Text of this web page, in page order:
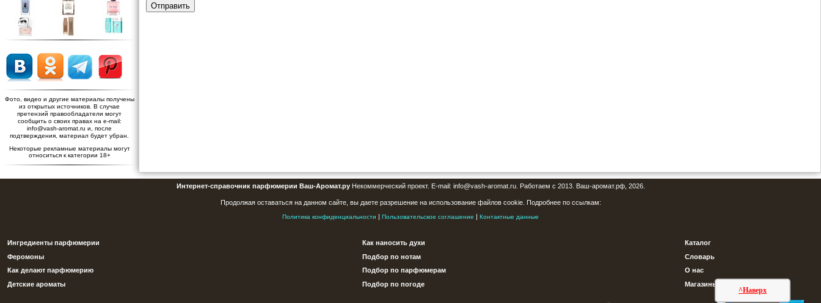
Фото, видео и другие материалы получены
из открытых источников. В случае
претензий правообладатели могут
сообщить о своих правах на e-mail:
info@vash-aromat.ru и, после
подтверждения, материал будет убран.
Некоторые рекламные материалы могут
относиться к категории 18+
Отправить
^Наверх
Интернет-справочник парфюмерии Ваш-Аромат.руНекоммерческий проект. E-mail: info@vash-aromat.ru. Работаем с 2013. Ваш-аромат.рф, 2026.
Продолжая оставаться на данном сайте, вы даете разрешение на использование файлов cookie. Подробнее по ссылкам:
Политика конфиденциальности | Пользовательское соглашение | Контактные данные
Ингредиенты парфюмерии
Феромоны
Как делают парфюмерию
Детские ароматы
Как наносить духи
Подбор по нотам
Подбор по парфюмерам
Подбор по погоде
Каталог
Словарь
О нас
Магазины